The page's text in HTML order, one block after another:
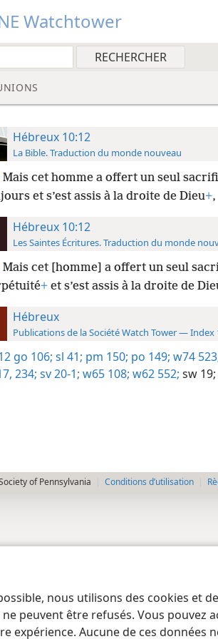
nous utilisons des cookies et
peuvent être refusés. Vous pouvez
Aucune de ces données
Watchtower
Hébreux 10:12
La Bible. Traduction du monde nouveau
Mais cet homme a offert un seul
et s’est assis à la droite de Dieu+,
Hébreux 10:12
Les Saintes Écritures. Traduction du monde
Mais cet [homme] a offert un seul
+et s’est assis à la droite de
Hébreux
Publications de la Société Watch Tower — Index
go 106; sl 41; pm 150; po 149; w74
234; sv 20-1; w65 108; w62 552; sw 19;
of Pennsylvania Conditions d’utilisation